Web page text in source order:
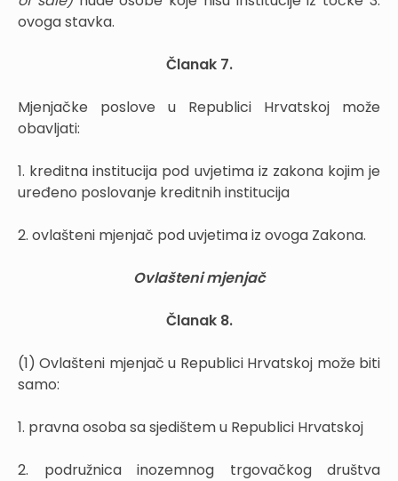
ovoga stavka.
Članak 7.
Mjenjačke poslove u Republici Hrvatskoj može
obavljati:
1. kreditna institucija pod uvjetima iz zakona kojim je
uređeno poslovanje kreditnih institucija
2. ovlašteni mjenjač pod uvjetima iz ovoga Zakona.
Ovlašteni mjenjač
Članak 8.
(1) Ovlašteni mjenjač u Republici Hrvatskoj može biti
samo:
1. pravna osoba sa sjedištem u Republici Hrvatskoj
2. podružnica inozemnog trgovačkog društva